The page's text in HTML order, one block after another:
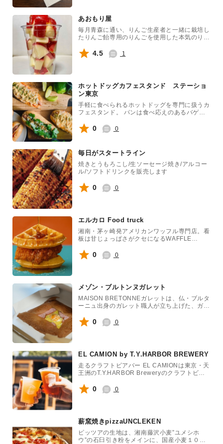
あおもり屋
毎月青森に通い、りんご生産者と一緒に栽培し
たりんご飴専用のりんごを使用した本気のりん
4.5 1
ホットドッグカフェスタンド ステーショ
ン東京
手軽に食べられるホットドッグを専門に扱うカ
フェスタンド。 パンは食べ応えのあるバゲッ
クを使いパンとの相性を追求。 秘伝のオリジ
ナルソースを使い、ご提供までに1本1本オー
ューシーに焼き上げてご提供しています。 食
べ応えのあるガツっとした逸品を”スタイリッ
シュ”に、そして”ジューシー”にお届けします。
ホットドッグと相性の良いコーヒーやラテ、ク
0 0
毎日がスタートライン
焼きとうもろこし/生ソーセージ焼き/アルコー
ル/ソフトドリンクを販売します
0 0
エルカロ Food truck
湘南・茅ヶ崎発アメリカンワッフル専門店。看
板は甘じょっぱさがクセになるWAFFLE
キンの最強コンビ。
0 0
メゾン・ブルトンヌガレット
MAISON BRETONNEガレットは、仏・ブルタ
ーニュ出身のガレット職人が立ち上げた、ガレ
ターニュの味と温かみ」を届けることを使命
に、できたての美味しいガレットをご提供して
0 0
EL CAMION by T.Y.HARBOR BREWERY
走るクラフトビアバー EL CAMIONは東京・天
王洲のT.Y.HARBOR Breweryのクラフトビー
送の美味しいビールをご堪能ください。
0 0
薪窯焼きpizzaUNCLEKEN
ピッツアの生地は、湘南藤沢小麦”ユメシホ
ウ”の石臼引き粉をメインに、国産小麦１０